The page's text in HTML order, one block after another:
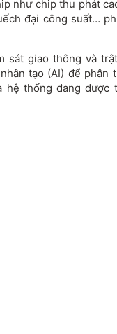
như chip thu phát
đại công suất…
sát giao thông và
tạo (AI) để phân
hệ thống đang được